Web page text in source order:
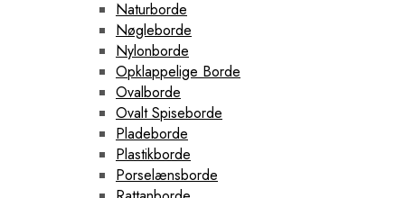
Naturborde
Nøgleborde
Nylonborde
Opklappelige Borde
Ovalborde
Ovalt Spiseborde
Pladeborde
Plastikborde
Porselænsborde